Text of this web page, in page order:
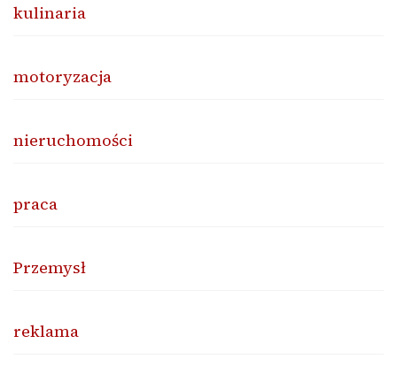
kulinaria
motoryzacja
nieruchomości
praca
Przemysł
reklama